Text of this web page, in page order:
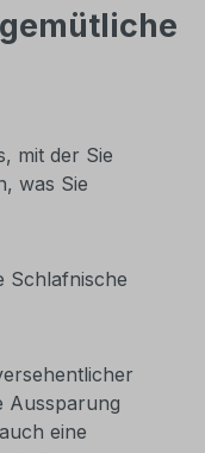
mit der Sie
was Sie
Schlafnische
Aussparung
eine